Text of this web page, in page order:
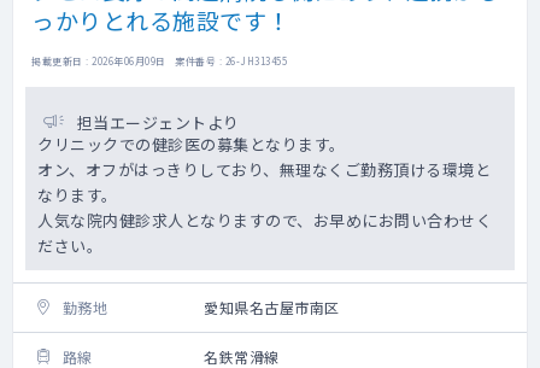
っかりとれる施設です！
掲載更新日 : 2026年06月09日 案件番号 : 26-JH313455
担当エージェントより
クリニックでの健診医の募集となります。
オン、オフがはっきりしており、無理なくご勤務頂ける環境と
なります。
人気な院内健診求人となりますので、お早めにお問い合わせく
ださい。
勤務地 愛知県名古屋市南区
路線 名鉄常滑線